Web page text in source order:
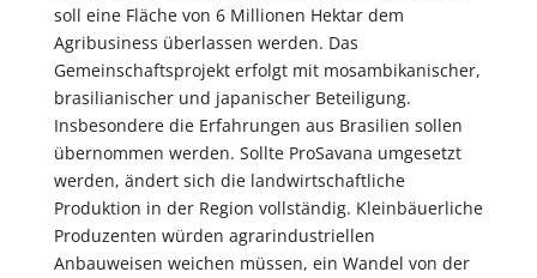
soll eine Fläche von 6 Millionen Hektar dem
Agribusiness überlassen werden. Das
Gemeinschaftsprojekt erfolgt mit mosambikanischer,
brasilianischer und japanischer Beteiligung.
Insbesondere die Erfahrungen aus Brasilien sollen
übernommen werden. Sollte ProSavana umgesetzt
werden, ändert sich die landwirtschaftliche
Produktion in der Region vollständig. Kleinbäuerliche
Produzenten würden agrarindustriellen
Anbauweisen weichen müssen, ein Wandel von der